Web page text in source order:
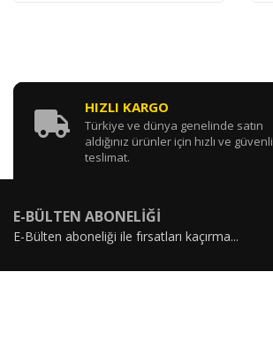
HIZLI KARGO
Türkiye ve dünya genelinde satın
aldığınız ürünler için hızlı ve güvenli
teslimat.
E-BÜLTEN ABONELİĞİ
E-Bülten aboneliği ile fırsatları kaçırma...